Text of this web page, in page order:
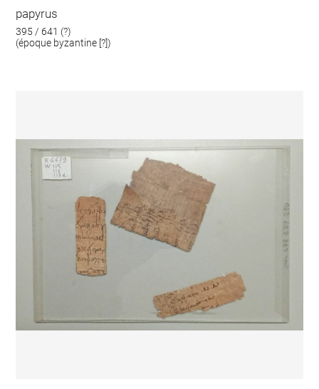
papyrus
395 / 641 (?)
(époque byzantine [?])